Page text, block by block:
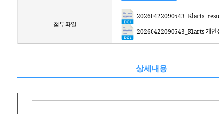
첨부파일
20260422090543_Klarts
상세내용